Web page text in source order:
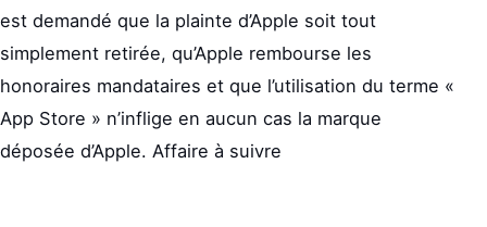
est demandé que la plainte d’Apple soit tout
simplement retirée, qu’Apple rembourse les
honoraires mandataires et que l’utilisation du terme «
App Store » n’inflige en aucun cas la marque
déposée d’Apple. Affaire à suivre